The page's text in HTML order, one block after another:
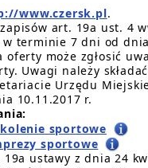
www.czersk.pl.
art. 19a ust. 4
w terminie 7 dni od dnia
oferty może zgłosić
Uwagi należy
Urzędu
10.11.2017 r.
sportowe
sportowe
ustawy z dnia 24